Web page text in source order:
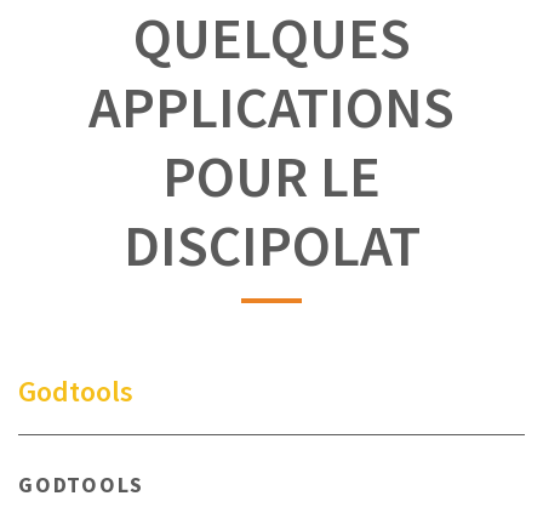
QUELQUES
APPLICATIONS
POUR LE
DISCIPOLAT
Godtools
GODTOOLS